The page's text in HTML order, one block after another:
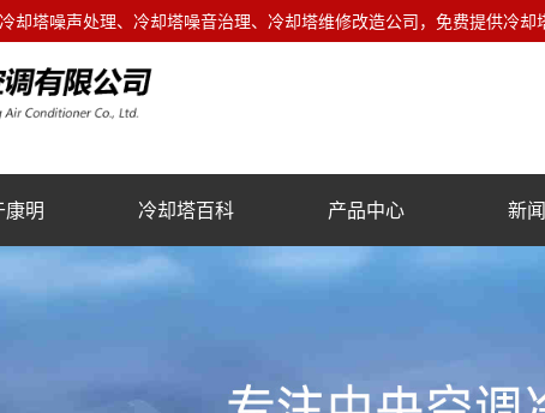
却塔噪声处理、冷却塔噪音治理、冷却塔维修改造公司，免费提供冷
康明 冷却塔百科 产品中心 新